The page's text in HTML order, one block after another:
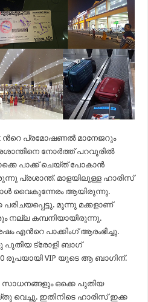
ന്‍റെ പ്രമോഷണല്‍ മാനേജറും
നോര്‍ത്ത് പറവൂരില്‍
പാക്ക് ചെയ്ത് പോകാന്‍
പ്രശാന്ത്‌. മാളയിലുള്ള ഹാരിസ്
വൈകുന്നേരം ആയിരുന്നു.
മൂന്നു മക്കളാണ്
നല്ല കമ്പനിയായിരുന്നു.
എന്‍റെ പാക്കിംഗ് ആരംഭിച്ചു.
പുതിയ ട്രോളി ബാഗ്
രൂപയായി VIP യുടെ ആ ബാഗിന്.
ഒക്കെ പുതിയ
വെച്ചു. ഇതിനിടെ ഹാരിസ് ഇക്ക